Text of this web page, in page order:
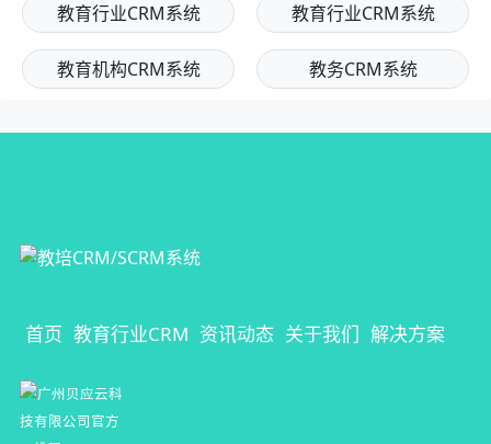
教育行业CRM系统 教育行业CRM系统
教育机构CRM系统 教务CRM系统
首页 教育行业CRM 资讯动态 关于我们 解决方案